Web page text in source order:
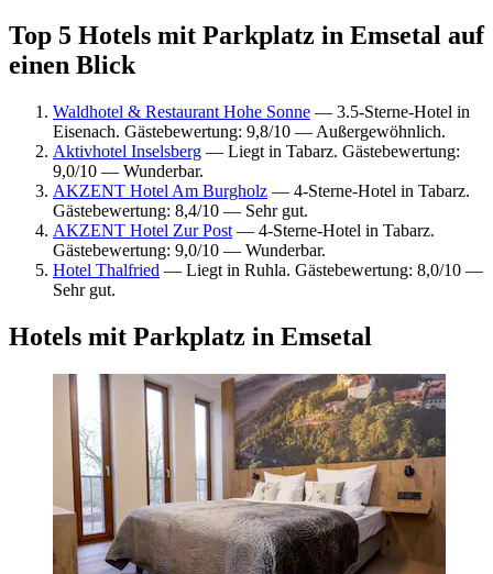
Top 5 Hotels mit Parkplatz in Emsetal auf
einen Blick
Waldhotel & Restaurant Hohe Sonne — 3.5-Sterne-Hotel in
Eisenach. Gästebewertung: 9,8/10 — Außergewöhnlich.
Aktivhotel Inselsberg — Liegt in Tabarz. Gästebewertung:
9,0/10 — Wunderbar.
AKZENT Hotel Am Burgholz — 4-Sterne-Hotel in Tabarz.
Gästebewertung: 8,4/10 — Sehr gut.
AKZENT Hotel Zur Post — 4-Sterne-Hotel in Tabarz.
Gästebewertung: 9,0/10 — Wunderbar.
Hotel Thalfried — Liegt in Ruhla. Gästebewertung: 8,0/10 —
Sehr gut.
Hotels mit Parkplatz in Emsetal